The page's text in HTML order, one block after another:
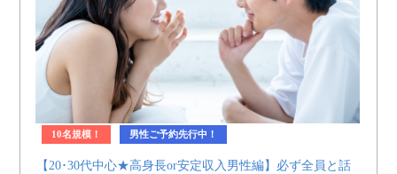
10名規模！ 男性ご予約先行中！
【20･30代中心★高身長or安定収入男性編】必ず全員と話